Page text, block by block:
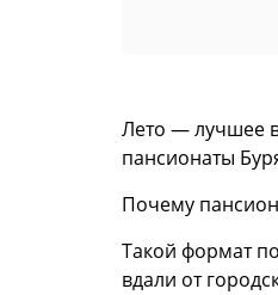
Лето — лучшее
пансионаты
Почему
Такой формат
вдали от